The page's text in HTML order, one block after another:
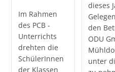
Im Rahmen
des PCB -
Unterrichts
drehten die
SchülerInnen
der Klassen
dieses
den
ODU
unter